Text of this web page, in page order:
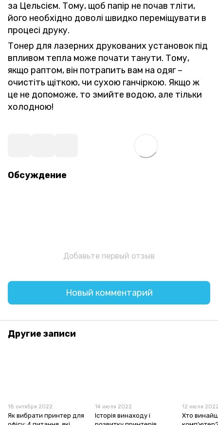
за Цельсієм. Тому, щоб папір не почав тліти,
його необхідно доволі швидко переміщувати в
процесі друку.
Тонер для лазерних друкованих установок під
впливом тепла може почати танути. Тому,
якщо раптом, він потрапить вам на одяг –
очистіть щіткою, чи сухою ганчіркою. Якщо ж
це не допоможе, то змийте водою, але тільки
холодною!
Обсуждение
Добавьте первый отзыв
Новый комментарий
Другие записи
18 октября 2022
Як вибрати принтер для
14 июля 2022
Історія винаходу і
12 июля
Хто